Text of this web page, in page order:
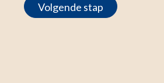
Volgende stap